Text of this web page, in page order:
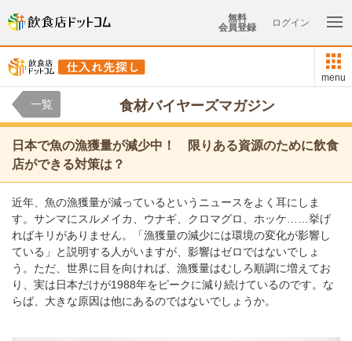
無料
会員登録
ログイン
menu
一覧 食材バイヤーズマガジン
日本で魚の漁獲量が減少中！ 限りある資源のために飲食
店ができる対策は？
近年、魚の漁獲量が減っているというニュースをよく耳にしま
す。サンマにスルメイカ、ウナギ、クロマグロ、ホッケ……挙げ
ればキリがありません。「漁獲量の減少には環境の変化が影響し
ている」と説明する人がいますが、影響はゼロではないでしょ
う。ただ、世界に目を向ければ、漁獲量はむしろ順調に増えてお
り、実は日本だけが1988年をピークに減り続けているのです。な
らば、大きな原因は他にあるのではないでしょうか。